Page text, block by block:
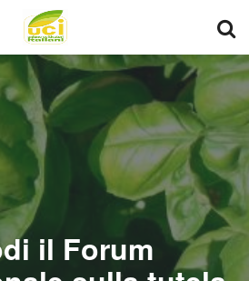
il Forum